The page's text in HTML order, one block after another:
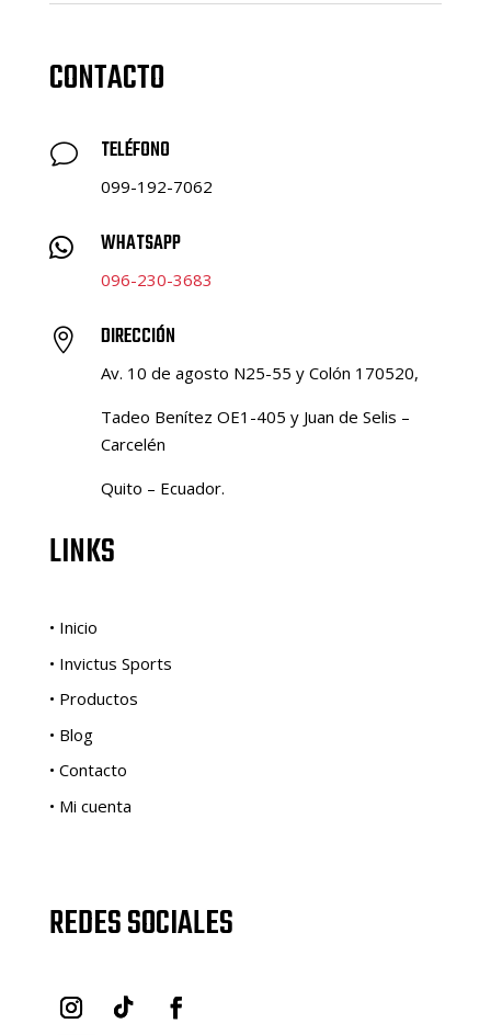
CONTACTO
v TELÉFONO
099-192-7062
 WHATSAPP
096-230-3683
 DIRECCIÓN
Av. 10 de agosto N25-55 y Colón 170520,
Tadeo Benítez OE1-405 y Juan de Selis –
Carcelén
Quito – Ecuador.
LINKS
• Inicio
• Invictus Sports
• Productos
• Blog
• Contacto
• Mi cuenta
REDES SOCIALES